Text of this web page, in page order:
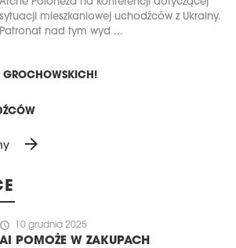
sytuacji mieszkaniowej uchodźców z Ukrainy.
Patronat nad tym wyd ...
GROCHOWSKICH!
arrow_forward
schedule 10 grudnia 2025
AI POMOŻE W ZAKUPACH